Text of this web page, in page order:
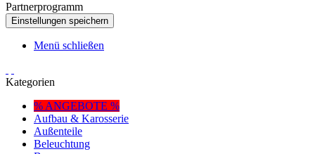
Partnerprogramm
Menü schließen
Kategorien
% ANGEBOTE %
Aufbau & Karosserie
Außenteile
Beleuchtung